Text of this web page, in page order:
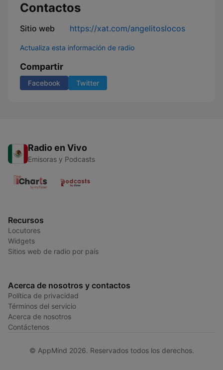
Contactos
Sitio web https://xat.com/angelitoslocos
Actualiza esta información de radio
Compartir
Facebook Twitter
Radio en Vivo
Emisoras y Podcasts
Recursos
Locutores
Widgets
Sitios web de radio por país
Acerca de nosotros y contactos
Política de privacidad
Términos del servicio
Acerca de nosotros
Contáctenos
© AppMind 2026. Reservados todos los derechos.